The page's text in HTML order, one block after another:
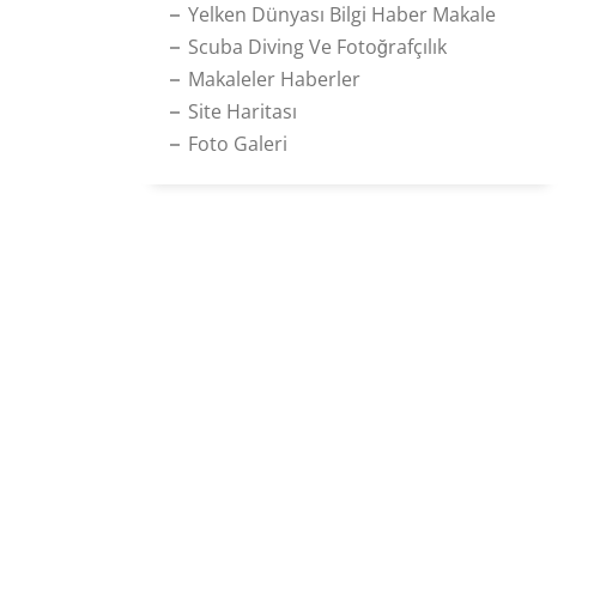
Yelken Dünyası Bilgi Haber Makale
Scuba Diving Ve Fotoğrafçılık
Makaleler Haberler
Site Haritası
Foto Galeri